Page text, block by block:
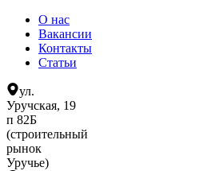
О нас
Вакансии
Контакты
Статьи
ул.
Уручская, 19
п 82Б
(строительный
рынок
Уручье)